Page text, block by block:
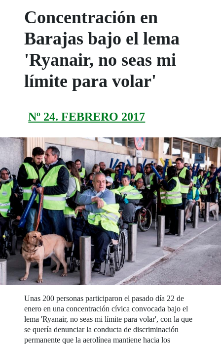
Concentración en
Barajas bajo el lema
'Ryanair, no seas mi
límite para volar'
Nº 24. FEBRERO 2017
Unas 200 personas participaron el pasado día 22 de
enero en una concentración cívica convocada bajo el
lema 'Ryanair, no seas mi límite para volar', con la que
se quería denunciar la conducta de discriminación
permanente que la aerolínea mantiene hacia los